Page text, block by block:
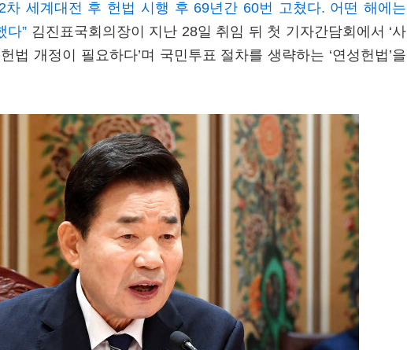
차 세계대전 후 헌법 시행 후 69년간 60번 고쳤다. 어떤 해에는
다” 김진표국회의장이 지난 28일 취임 뒤 첫 기자간담회에서 ‘사
법 개정이 필요하다’며 국민투표 절차를 생략하는 ‘연성헌법’을